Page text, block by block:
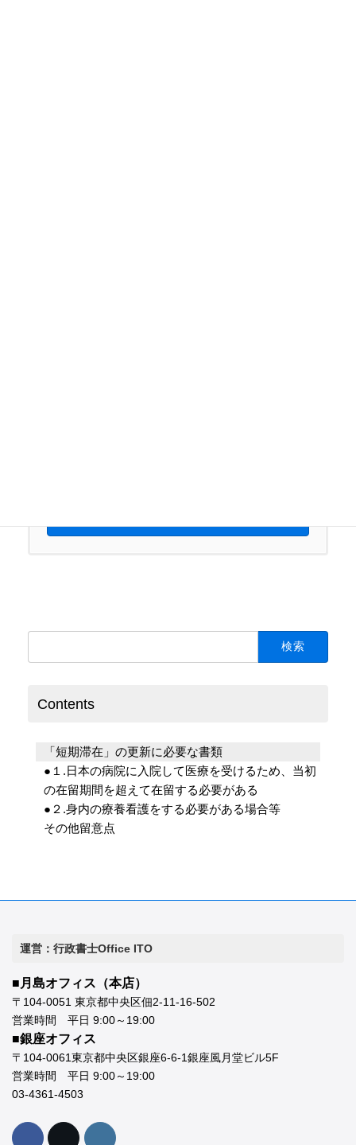
検
Contents
「短期滞在」の更新に必要な書類
●１.日本の病院に入院して医療を受けるため、当初
の在留期間を超えて在留する必要がある
●２.身内の療養看護をする必要がある場合等
その他留意点
運営：行政書士Office ITO
■月島オフィス（本店）
〒104-0051 東京都中央区佃2-11-16-502
営業時間 平日 9:00～19:00
■銀座オフィス
〒104-0061東京都中央区銀座6-6-1銀座風月堂ビル5F
営業時間 平日 9:00～19:00
03-4361-4503